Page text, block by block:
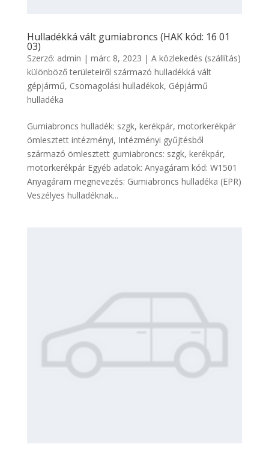
Hulladékká vált gumiabroncs (HAK kód: 16 01
03)
Szerző: admin | márc 8, 2023 | A közlekedés (szállítás)
különböző területeiről származó hulladékká vált
gépjármű, Csomagolási hulladékok, Gépjármű
hulladéka
Gumiabroncs hulladék: szgk, kerékpár, motorkerékpár
ömlesztett intézményi, Intézményi gyűjtésből
származó ömlesztett gumiabroncs: szgk, kerékpár,
motorkerékpár Egyéb adatok: Anyagáram kód: W1501
Anyagáram megnevezés: Gumiabroncs hulladéka (EPR)
Veszélyes hulladéknak...